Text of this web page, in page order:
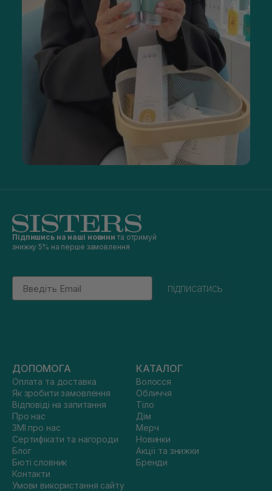
Підпишись на наші новини та отримуй
знижку 5% на перше замовлення
Email
підписатись
ДОПОМОГА
Оплата та доставка
Як зробити замовлення
Відповіді на запитання
Про нас
ЗМІ про нас
Сертифікати та нагороди
Блог
Бюті словник
Контакти
Умови використання сайту
КАТАЛОГ
Волосся
Обличчя
Тіло
Дім
Мерч
Новинки
Акції та знижки
Бренди